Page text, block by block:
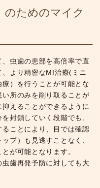
のためのマイク
虫歯の患部を高倍率で直
より精密なMI治療(ミニ
）を行うことが可能とな
所のみを削り取ることが
えることができるように
封鎖していく段階でも、
ことにより、目では確認
プ）も見逃すことなく、
が可能となります。
歯再発予防に対しても大